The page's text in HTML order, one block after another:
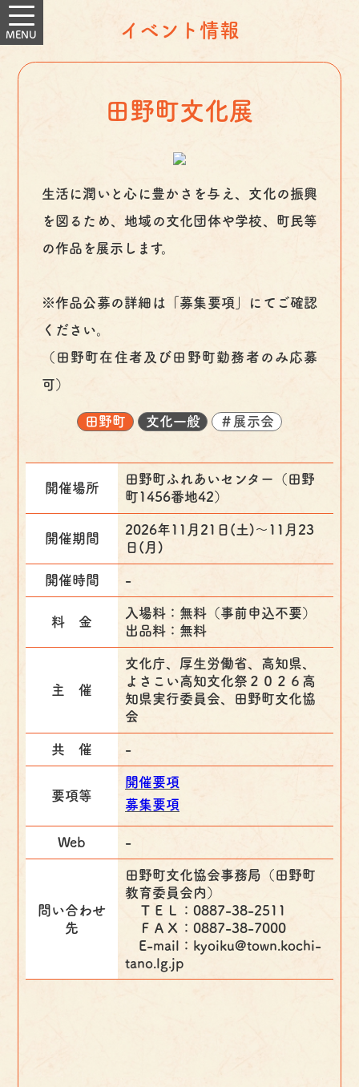
イベント情報
田野町文化展
生活に潤いと心に豊かさを与え、文化の振興
を図るため、地域の文化団体や学校、町民等
の作品を展示します。
※作品公募の詳細は「募集要項」にてご確認
ください。
（田野町在住者及び田野町勤務者のみ応募
可）
田野町 文化一般 ＃展示会
開催場所
田野町ふれあいセンター（田野
町1456番地42）
開催期間
2026年11月21日(土)〜11月23
日(月)
開催時間 -
料 金
入場料：無料（事前申込不要）
出品料：無料
主 催
文化庁、厚生労働省、高知県、
よさこい高知文化祭２０２６高
知県実行委員会、田野町文化協
会
共 催 -
要項等
開催要項
募集要項
Web -
問い合わせ
先
田野町文化協会事務局（田野町
教育委員会内）
ＴＥＬ：0887-38-2511
ＦＡＸ：0887-38-7000
E-mail：kyoiku@town.kochi-
tano.lg.jp